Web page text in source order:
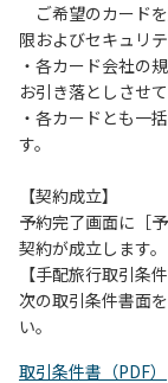
【注意事項】
当キャンプ場の
時間で増水し、
すく、過去にも
（１）川原にテ
（２）雨が降っ
（３）カムイコ
流で雨が降り急
し、濁り始めた
（４）キャンプ
ご希望のカード
限およびセキュリ
・各カード会社の
お引き落としさせ
・各カードとも一
す。
【契約成立】
予約完了画面に［
契約が成立します。
【手配旅行取引条件
次の取引条件書面
い。
取引条件書（PDF）